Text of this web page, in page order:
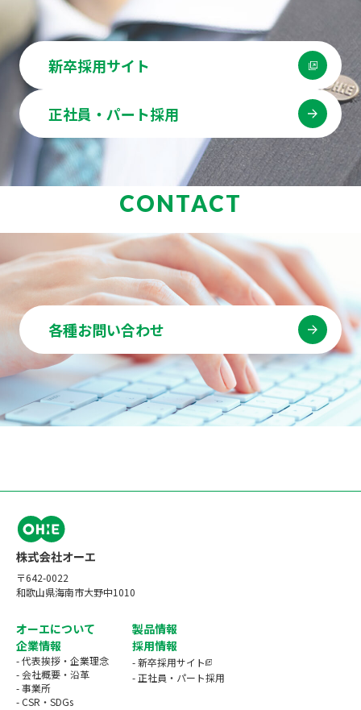
新卒採用サイト
正社員・パート採用
CONTACT
各種お問い合わせ
〒642-0022
和歌山県海南市大野中1010
オーエについて
製品情報
企業情報
- 代表挨拶・企業理念
- 会社概要・沿革
- 事業所
- CSR・SDGs
採用情報
- 新卒採用サイト
- 正社員・パート採用